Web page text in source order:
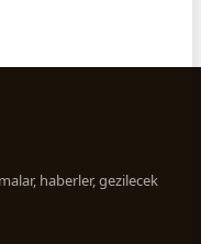
haberler, gezilecek